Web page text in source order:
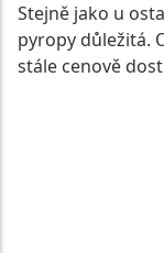
Stejně jako u
pyropy důležitá.
stále cenově